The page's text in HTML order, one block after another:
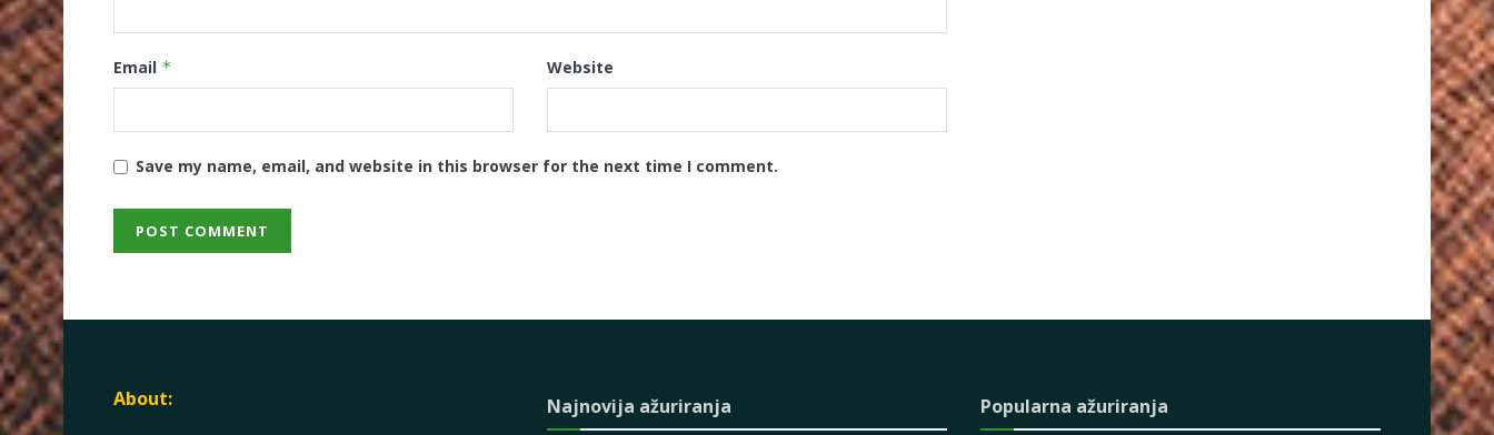
Email * Website
Save my name, email, and website in this browser for the next time I comment.
About: Najnovija ažuriranja Popularna ažuriranja